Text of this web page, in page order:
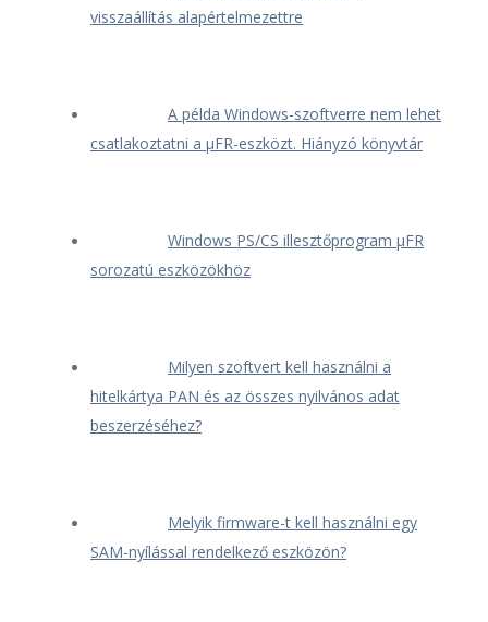
visszaállítás alapértelmezettre
A példa Windows-szoftverre nem lehet
csatlakoztatni a μFR-eszközt. Hiányzó könyvtár
Windows PS/CS illesztőprogram μFR
sorozatú eszközökhöz
Milyen szoftvert kell használni a
hitelkártya PAN és az összes nyilvános adat
beszerzéséhez?
Melyik firmware-t kell használni egy
SAM-nyílással rendelkező eszközön?